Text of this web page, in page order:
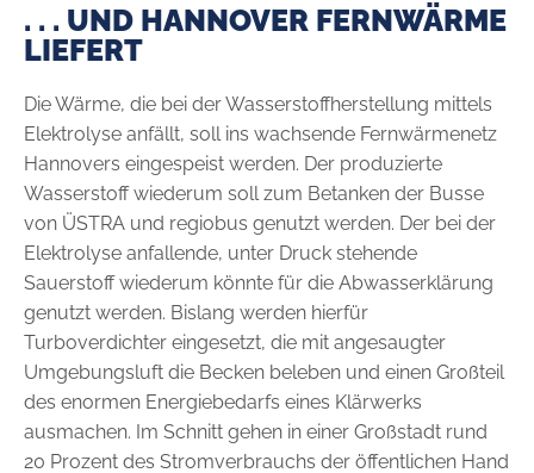
. . . UND HANNOVER FERNWÄRME
LIEFERT
Die Wärme, die bei der Wasserstoffherstellung mittels
Elektrolyse anfällt, soll ins wachsende Fernwärmenetz
Hannovers eingespeist werden. Der produzierte
Wasserstoff wiederum soll zum Betanken der Busse
von ÜSTRA und regiobus genutzt werden. Der bei der
Elektrolyse anfallende, unter Druck stehende
Sauerstoff wiederum könnte für die Abwasserklärung
genutzt werden. Bislang werden hierfür
Turboverdichter eingesetzt, die mit angesaugter
Umgebungsluft die Becken beleben und einen Großteil
des enormen Energiebedarfs eines Klärwerks
ausmachen. Im Schnitt gehen in einer Großstadt rund
20 Prozent des Stromverbrauchs der öffentlichen Hand